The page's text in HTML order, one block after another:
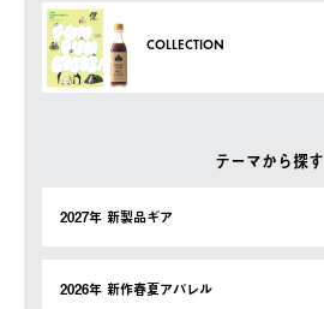
COLLECTION
テーマから探す
2027年 新製品ギア
2026年 新作春夏アパレル